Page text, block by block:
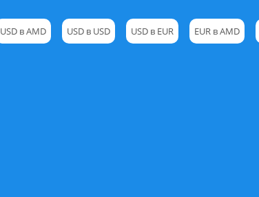
USD в AMD USD в USD USD в EUR EUR в AMD